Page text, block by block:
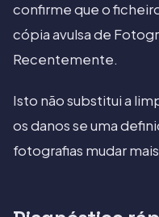
confirme que o
cópia avulsa de
Recentemente.
Isto não substitui a
os danos se uma
fotografias mudar